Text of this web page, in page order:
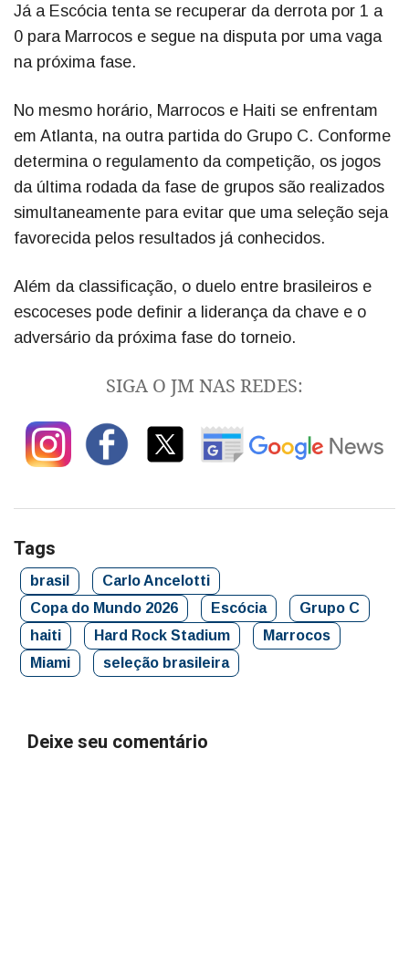
Já a Escócia tenta se recuperar da derrota por 1 a
0 para Marrocos e segue na disputa por uma vaga
na próxima fase.
No mesmo horário, Marrocos e Haiti se enfrentam
em Atlanta, na outra partida do Grupo C. Conforme
determina o regulamento da competição, os jogos
da última rodada da fase de grupos são realizados
simultaneamente para evitar que uma seleção seja
favorecida pelos resultados já conhecidos.
Além da classificação, o duelo entre brasileiros e
escoceses pode definir a liderança da chave e o
adversário da próxima fase do torneio.
SIGA O JM NAS REDES:
Tags
brasil
Carlo Ancelotti
Copa do Mundo 2026
Escócia
Grupo C
haiti
Hard Rock Stadium
Marrocos
Miami
seleção brasileira
Deixe seu comentário